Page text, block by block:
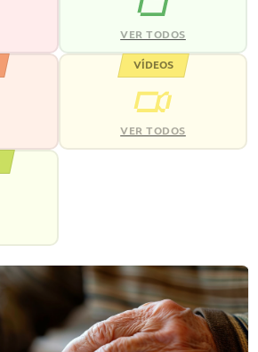
VER TODOS
VÍDEOS
VER TODOS